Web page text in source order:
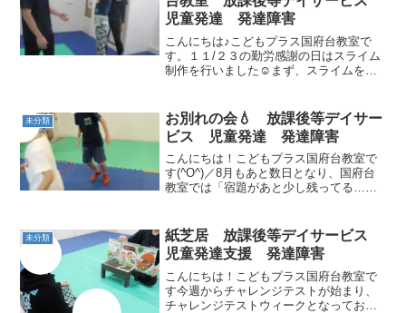
児童発達 発達障害
こんにちは♪こどもプラス国府台教室で
す。１１/２３の勤労感謝の日はスライム
制作を行いました☺まず、スライムを作
みんな楽しそうに取り組んでいて良い
ですね(*^▽^*...
未分類
お別れの会💧 放課後等デイサー
ビス 児童発達 発達障害
こんにちは！こどもプラス国府台教室で
す(^O^)／8月もあと数日となり、国府台
教室では「宿題があと少し残ってる…」
お友達とのお別れの日。最後は少しウル
ウル💧してしまう...
未分類
紙芝居 放課後等デイサービス
児童発達支援 発達障害
こんにちは！こどもプラス国府台教室で
す今週からチャレンジテストが始まり、
チャレンジテストウィークとなっており